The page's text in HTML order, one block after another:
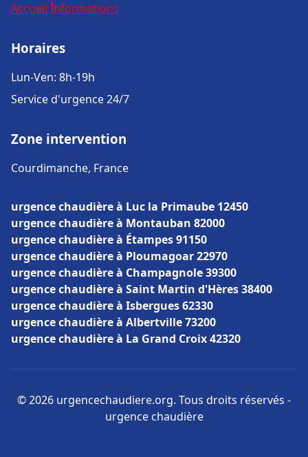
Accueil Informations
Horaires
Lun-Ven: 8h-19h
Service d'urgence 24/7
Zone intervention
Courdimanche, France
urgence chaudière à Luc la Primaube 12450
urgence chaudière à Montauban 82000
urgence chaudière à Étampes 91150
urgence chaudière à Ploumagoar 22970
urgence chaudière à Champagnole 39300
urgence chaudière à Saint Martin d'Hères 38400
urgence chaudière à Isbergues 62330
urgence chaudière à Albertville 73200
urgence chaudière à La Grand Croix 42320
© 2026 urgencechaudiere.org. Tous droits réservés -
urgence chaudière